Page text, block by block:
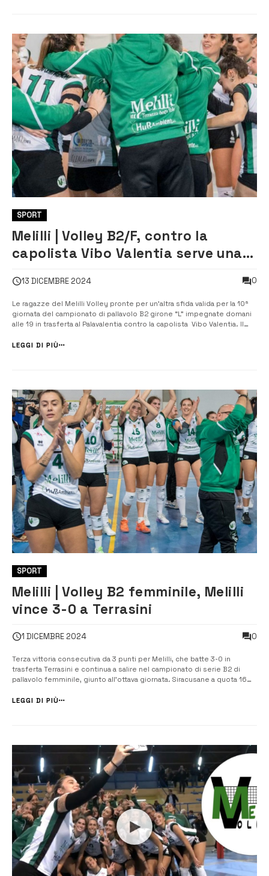
SPORT
Melilli | Volley B2/F, contro la
capolista Vibo Valentia serve una
13 DICEMBRE 2024 0
Le ragazze del Melilli Volley pronte per un’altra sfida valida per la 10ª
giornata del campionato di pallavolo B2 girone “L” impegnate domani
alle 19 in trasferta al Palavalentia contro la capolista Vibo Valentia. Il
pressioni, consapevoli di non essere la squadra favorita, e qu...
LEGGI DI PIÙ
SPORT
Melilli | Volley B2 femminile, Melilli
vince 3-0 a Terrasini
1 DICEMBRE 2024 0
Terza vittoria consecutiva da 3 punti per Melilli, che batte 3-0 in
trasferta Terrasini e continua a salire nel campionato di serie B2 di
pallavolo femminile, giunto all’ottava giornata. Siracusane a quota 16
Sciacca non può contare sull’infortunata Chiara Miceli, ma recupera...
LEGGI DI PIÙ